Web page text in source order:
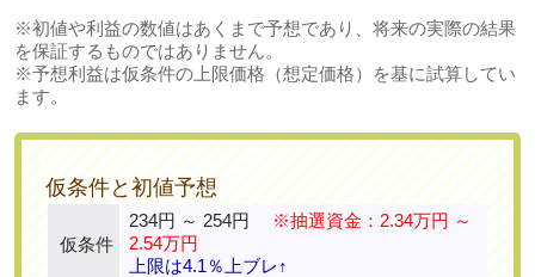
※初値や利益の数値はあくまで予想であり、将来の実際の結果
を保証するものではありません。
※予想利益は仮条件の上限価格（想定価格）を基に試算してい
ます。
仮条件と初値予想
仮条件
234円 ～ 254円
※抽選資金：2.34万円 ～
2.54万円
上限は4.1％上ブレ↑